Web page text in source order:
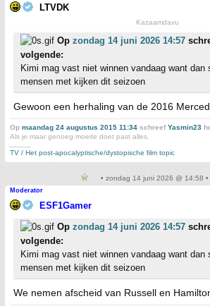
LTVDK
Kazaamdavu
Op zondag 14 juni 2026 14:57
volgende:
Kimi mag vast niet winnen vandaag want dan
mensen met kijken dit seizoen
Gewoon een herhaling van de 2016
Op maandag 24 augustus 2015 11:34 schreefYasmin23
Als je maar genoeg moeite doet past alles.
TV / Het post-apocalyptische/dystopische film topic
• zondag 14 juni 2026 @ 14:58 •
Moderator
ESF1Gamer
Op zondag 14 juni 2026 14:57
volgende:
Kimi mag vast niet winnen vandaag want dan
mensen met kijken dit seizoen
We nemen afscheid van Russell en